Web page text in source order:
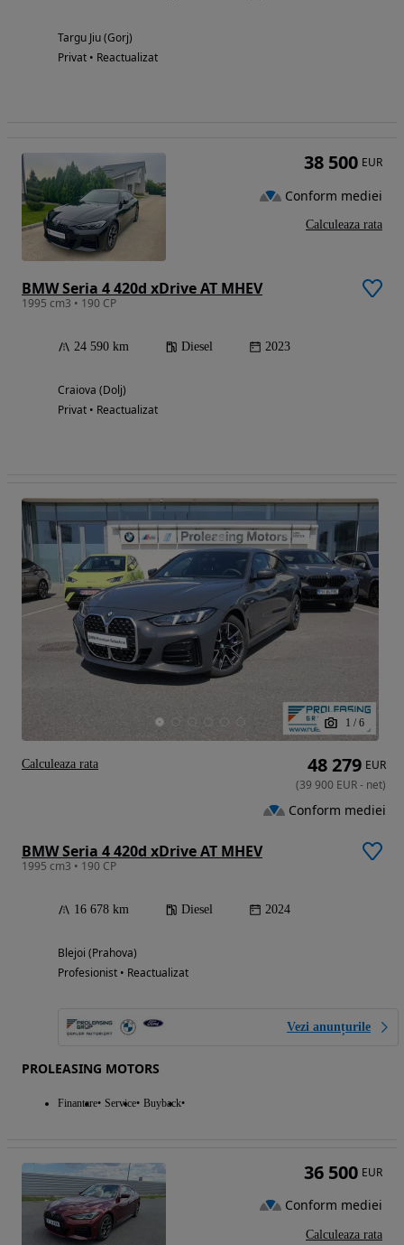
Targu Jiu (Gorj)
Privat • Reactualizat
BMW Seria 4 420d xDrive AT MHEV
1995 cm3 • 190 CP
24 590 km Diesel 2023
Craiova (Dolj)
Privat • Reactualizat
38 500 EUR
Conform mediei
Calculeaza rata
1 / 6
BMW Seria 4 420d xDrive AT MHEV
1995 cm3 • 190 CP
16 678 km Diesel 2024
Blejoi (Prahova)
Profesionist • Reactualizat
Vezi anunțurile
PROLEASING MOTORS
Finantare Service Buyback
48 279 EUR
(39 900 EUR- net)
Conform mediei
Calculeaza rata
36 500 EUR
Conform mediei
Calculeaza rata